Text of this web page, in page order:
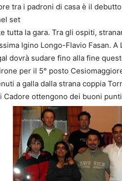
tra i padroni di casa è il
set
tutta la gara. Tra gli ospiti,
Igino Longo-Flavio Fasan. A
dovrà sudare fino alla fine
per il 5° posto
a galla dalla strana coppia
Cadore ottengono dei buoni